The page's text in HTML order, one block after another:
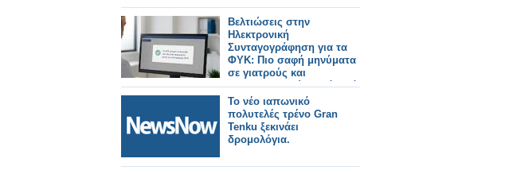
Βελτιώσεις στην
Ηλεκτρονική
Συνταγογράφηση για τα
ΦΥΚ: Πιο σαφή μηνύματα
σε γιατρούς και
φαρμακοποιούς μετά από
παρεμβάσεις του Π.Φ.Σ.
Το νέο ιαπωνικό
πολυτελές τρένο Gran
Tenku ξεκινάει
δρομολόγια.